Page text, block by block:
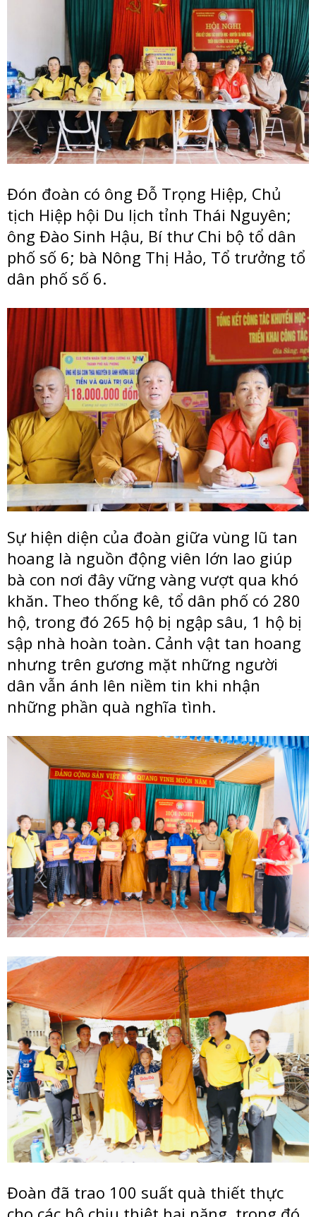
Đón đoàn có ông Đỗ Trọng Hiệp, Chủ
tịch Hiệp hội Du lịch tỉnh Thái Nguyên;
ông Đào Sinh Hậu, Bí thư Chi bộ tổ dân
phố số 6; bà Nông Thị Hảo, Tổ trưởng tổ
dân phố số 6.
Sự hiện diện của đoàn giữa vùng lũ tan
hoang là nguồn động viên lớn lao giúp
bà con nơi đây vững vàng vượt qua khó
khăn. Theo thống kê, tổ dân phố có 280
hộ, trong đó 265 hộ bị ngập sâu, 1 hộ bị
sập nhà hoàn toàn. Cảnh vật tan hoang
nhưng trên gương mặt những người
dân vẫn ánh lên niềm tin khi nhận
những phần quà nghĩa tình.
Đoàn đã trao 100 suất quà thiết thực